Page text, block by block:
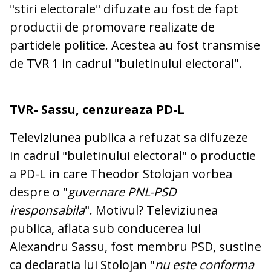
"stiri electorale" difuzate au fost de fapt
productii de promovare realizate de
partidele politice. Acestea au fost transmise
de TVR 1 in cadrul "buletinului electoral".
TVR- Sassu, cenzureaza PD-L
Televiziunea publica a refuzat sa difuzeze
in cadrul "buletinului electoral" o productie
a PD-L in care Theodor Stolojan vorbea
despre o "guvernare PNL-PSD
iresponsabila". Motivul? Televiziunea
publica, aflata sub conducerea lui
Alexandru Sassu, fost membru PSD, sustine
ca declaratia lui Stolojan "nu este conforma